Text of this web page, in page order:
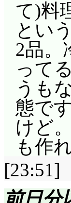
て)料
とい
2品。
って
うも
態で
けど
も作
[23:51]